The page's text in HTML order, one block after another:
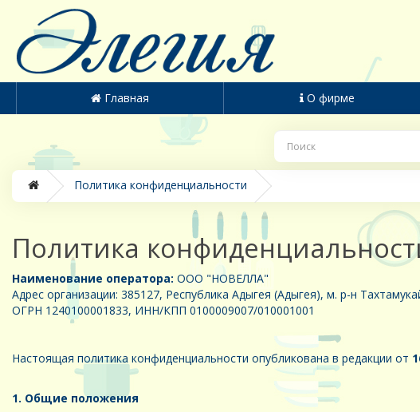
Главная О фирме
Политика конфиденциальности
Политика
Наименование оператора: ООО "НОВЕЛЛА"
Адрес организации: 385127, Республика Адыгея (Адыгея), м. р-н
ОГРН 1240100001833, ИНН/КПП 0100009007/010001001
Настоящая политика конфиденциальности опубликована в редакции от
1. Общие положения